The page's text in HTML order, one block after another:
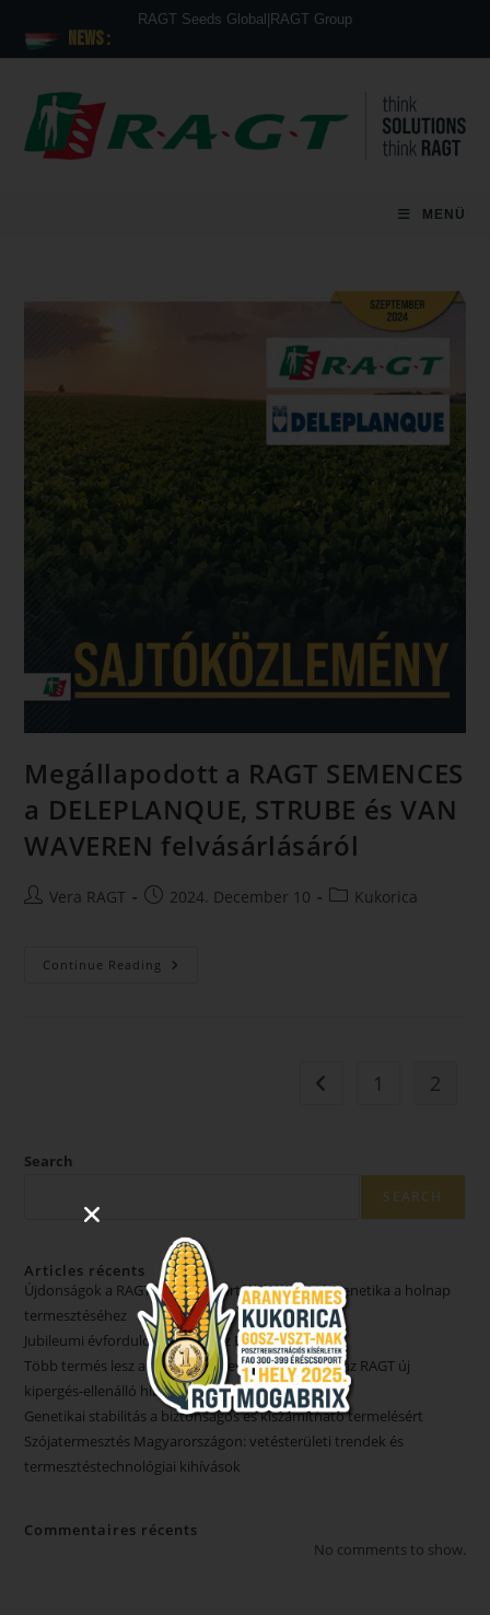
News :
RAGT Seeds Global RAGT Group
MENÜ
Megállapodott a RAGT SEMENCES
a DELEPLANQUE, STRUBE és VAN
WAVEREN felvásárlásáról
Vera RAGT 2024. December 10 Kukorica
Continue Reading
1 2
Search
SEARCH
Articles récents
Újdonságok a RAGT kalászos portfóliójában – új genetika a holnap
termesztéséhez
Jubileumi évfordulót ünnepel az RAGT
Több termés lesz a raktárban, kevesebb a földön az RAGT új
kipergés-ellenálló hibridjeivel
Genetikai stabilitás a biztonságos és kiszámítható termelésért
Szójatermesztés Magyarországon: vetésterületi trendek és
termesztéstechnológiai kihívások
Commentaires récents
No comments to show.